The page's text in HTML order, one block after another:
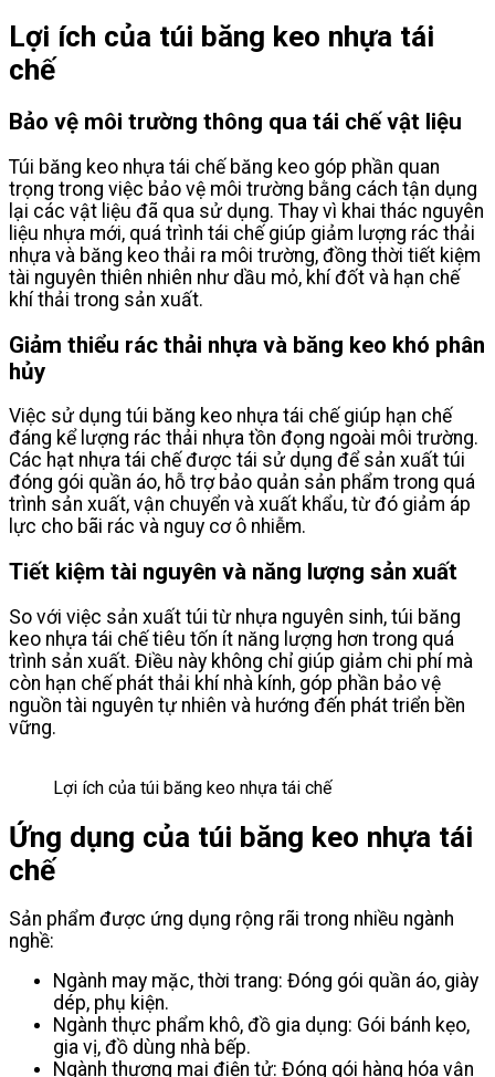
Lợi ích của túi băng keo nhựa tái
chế
Bảo vệ môi trường thông qua tái chế vật liệu
Túi băng keo nhựa tái chế băng keo góp phần quan
trọng trong việc bảo vệ môi trường bằng cách tận dụng
lại các vật liệu đã qua sử dụng. Thay vì khai thác nguyên
liệu nhựa mới, quá trình tái chế giúp giảm lượng rác thải
nhựa và băng keo thải ra môi trường, đồng thời tiết kiệm
tài nguyên thiên nhiên như dầu mỏ, khí đốt và hạn chế
khí thải trong sản xuất.
Giảm thiểu rác thải nhựa và băng keo khó phân
hủy
Việc sử dụng túi băng keo nhựa tái chế giúp hạn chế
đáng kể lượng rác thải nhựa tồn đọng ngoài môi trường.
Các hạt nhựa tái chế được tái sử dụng để sản xuất túi
đóng gói quần áo, hỗ trợ bảo quản sản phẩm trong quá
trình sản xuất, vận chuyển và xuất khẩu, từ đó giảm áp
lực cho bãi rác và nguy cơ ô nhiễm.
Tiết kiệm tài nguyên và năng lượng sản xuất
So với việc sản xuất túi từ nhựa nguyên sinh, túi băng
keo nhựa tái chế tiêu tốn ít năng lượng hơn trong quá
trình sản xuất. Điều này không chỉ giúp giảm chi phí mà
còn hạn chế phát thải khí nhà kính, góp phần bảo vệ
nguồn tài nguyên tự nhiên và hướng đến phát triển bền
vững.
Lợi ích của túi băng keo nhựa tái chế
Ứng dụng của túi băng keo nhựa tái
chế
Sản phẩm được ứng dụng rộng rãi trong nhiều ngành
nghề:
Ngành may mặc, thời trang: Đóng gói quần áo, giày
dép, phụ kiện.
Ngành thực phẩm khô, đồ gia dụng: Gói bánh kẹo,
gia vị, đồ dùng nhà bếp.
Ngành thương mại điện tử: Đóng gói hàng hóa vận